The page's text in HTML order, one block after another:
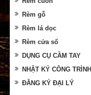
Rèm gỗ
Rèm lá dọc
Rèm cửa sổ
DỤNG CỤ CẦM TAY
NHẬT KÝ CÔNG TRÌNH
ĐĂNG KÝ ĐẠI LÝ